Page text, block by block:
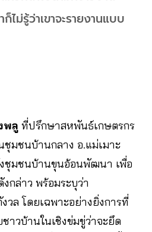
ไม่รู้ว่าเขาจะรายงานแบบ
พลู ที่ปรึกษาสหพันธ์เกษตรกร
มชนบ้านกลาง อ.แม่เมาะ
ชุมชนบ้านขุนอ้อนพัฒนา เพื่อ
กล่าว พร้อมระบุว่า
ล โดยเฉพาะอย่างยิ่งการที่
าวบ้านในเชิงข่มขู่ว่าจะยึด